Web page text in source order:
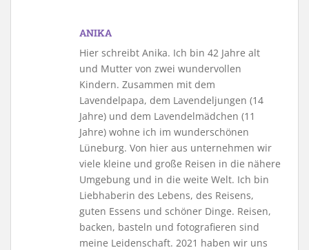
ANIKA
Hier schreibt Anika. Ich bin 42 Jahre alt
und Mutter von zwei wundervollen
Kindern. Zusammen mit dem
Lavendelpapa, dem Lavendeljungen (14
Jahre) und dem Lavendelmädchen (11
Jahre) wohne ich im wunderschönen
Lüneburg. Von hier aus unternehmen wir
viele kleine und große Reisen in die nähere
Umgebung und in die weite Welt. Ich bin
Liebhaberin des Lebens, des Reisens,
guten Essens und schöner Dinge. Reisen,
backen, basteln und fotografieren sind
meine Leidenschaft. 2021 haben wir uns